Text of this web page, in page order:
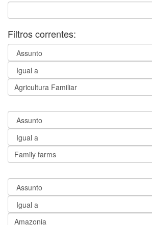
Filtros correntes: